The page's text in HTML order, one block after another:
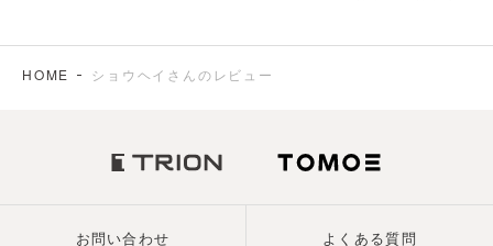
HOME ショウヘイさんのレビュー
お問い合わせ よくある質問